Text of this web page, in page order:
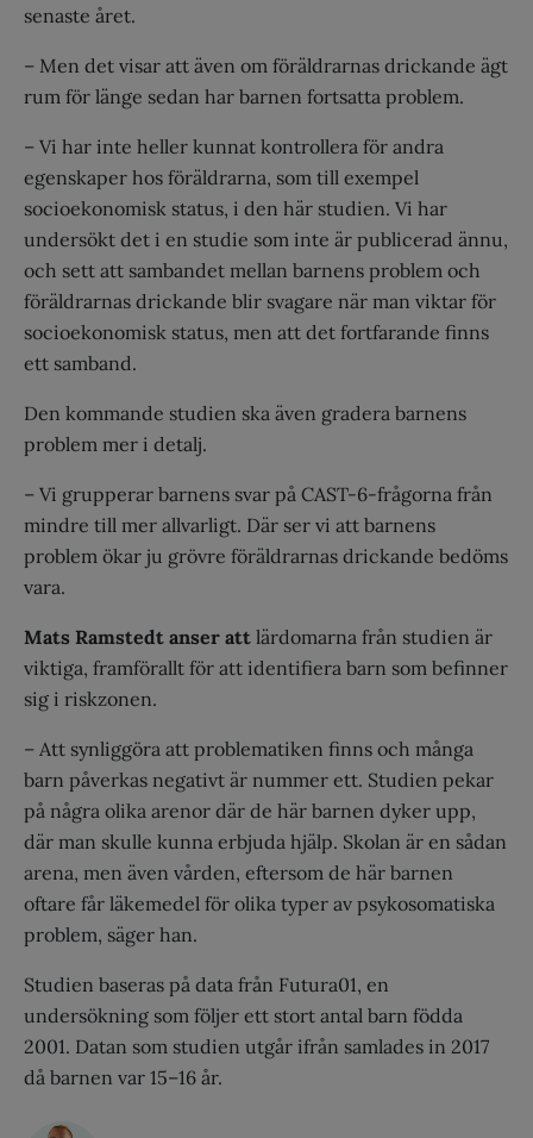
senaste året.
– Men det visar att även om föräldrarnas drickande ägt
rum för länge sedan har barnen fortsatta problem.
– Vi har inte heller kunnat kontrollera för andra
egenskaper hos föräldrarna, som till exempel
socioekonomisk status, i den här studien. Vi har
undersökt det i en studie som inte är publicerad ännu,
och sett att sambandet mellan barnens problem och
föräldrarnas drickande blir svagare när man viktar för
socioekonomisk status, men att det fortfarande finns
ett samband.
Den kommande studien ska även gradera barnens
problem mer i detalj.
– Vi grupperar barnens svar på CAST-6-frågorna från
mindre till mer allvarligt. Där ser vi att barnens
problem ökar ju grövre föräldrarnas drickande bedöms
vara.
Mats Ramstedt anser att lärdomarna från studien är
viktiga, framförallt för att identifiera barn som befinner
sig i riskzonen.
– Att synliggöra att problematiken finns och många
barn påverkas negativt är nummer ett. Studien pekar
på några olika arenor där de här barnen dyker upp,
där man skulle kunna erbjuda hjälp. Skolan är en sådan
arena, men även vården, eftersom de här barnen
oftare får läkemedel för olika typer av psykosomatiska
problem, säger han.
Studien baseras på data från Futura01, en
undersökning som följer ett stort antal barn födda
2001. Datan som studien utgår ifrån samlades in 2017
då barnen var 15–16 år.